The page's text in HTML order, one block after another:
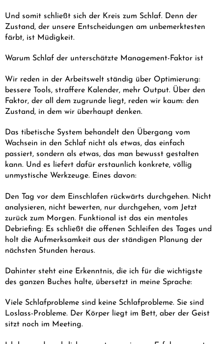
Und somit schließt sich der Kreis zum Schlaf. Denn der
Zustand, der unsere Entscheidungen am unbemerktesten
färbt, ist Müdigkeit.
Warum Schlaf der unterschätzte Management-Faktor ist
Wir reden in der Arbeitswelt ständig über Optimierung:
bessere Tools, straffere Kalender, mehr Output. Über den
Faktor, der all dem zugrunde liegt, reden wir kaum: den
Zustand, in dem wir überhaupt denken.
Das tibetische System behandelt den Übergang vom
Wachsein in den Schlaf nicht als etwas, das einfach
passiert, sondern als etwas, das man bewusst gestalten
kann. Und es liefert dafür erstaunlich konkrete, völlig
unmystische Werkzeuge. Eines davon:
Den Tag vor dem Einschlafen rückwärts durchgehen. Nicht
analysieren, nicht bewerten, nur durchgehen, vom Jetzt
zurück zum Morgen. Funktional ist das ein mentales
Debriefing: Es schließt die offenen Schleifen des Tages und
holt die Aufmerksamkeit aus der ständigen Planung der
nächsten Stunden heraus.
Dahinter steht eine Erkenntnis, die ich für die wichtigste
des ganzen Buches halte, übersetzt in meine Sprache:
Viele Schlafprobleme sind keine Schlafprobleme. Sie sind
Loslass-Probleme. Der Körper liegt im Bett, aber der Geist
sitzt noch im Meeting.